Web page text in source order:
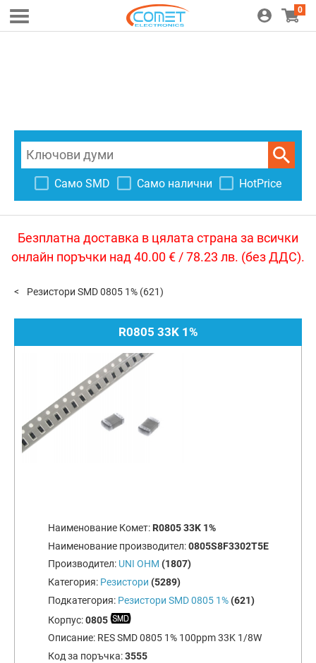
0
Само SMD Само налични HotPrice
Безплатна доставка в цялата страна за всички
онлайн поръчки над 40.00 € / 78.23 лв. (без ДДС).
Резистори SMD 0805 1% (621)
R0805 33K 1%
Наименование Комет: R0805 33K 1%
Наименование производител:0805S8F3302T5E
Производител: UNI OHM (1807)
Категория: Резистори (5289)
Подкатегория: Резистори SMD 0805 1% (621)
Корпус:0805
Описание: RES SMD 0805 1% 100ppm 33K 1/8W
Код за поръчка:3555